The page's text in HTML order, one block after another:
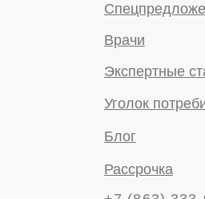
Имеются
консультация
Политика
© 2023-2026 ООО